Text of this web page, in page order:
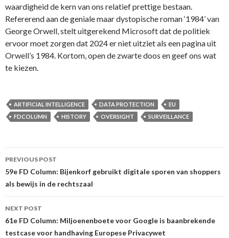
waardigheid de kern van ons relatief prettige bestaan.
Refererend aan de geniale maar dystopische roman ‘1984’ van
George Orwell, stelt uitgerekend Microsoft dat de politiek
ervoor moet zorgen dat 2024 er niet uitziet als een pagina uit
Orwell’s 1984. Kortom, open de zwarte doos en geef ons wat
te kiezen.
ARTIFICIAL INTELLIGENCE DATA PROTECTION
EU
FDCOLUMN
HISTORY OVERSIGHT SURVEILLANCE
Post
navigation
PREVIOUS POST
59e FD Column: Bijenkorf gebruikt digitale sporen van shoppers
als bewijs in de rechtszaal
NEXT POST
61e FD Column: Miljoenenboete voor Google is baanbrekende
testcase voor handhaving Europese Privacywet